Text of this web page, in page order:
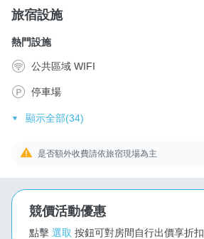
旅宿設施
熱門設施
公共區域 WIFI
停車場
顯示全部(34)
是否額外收費請依旅宿現場為主
競價活動優惠
點擊 選取 按鈕可對房間自行出價享折扣